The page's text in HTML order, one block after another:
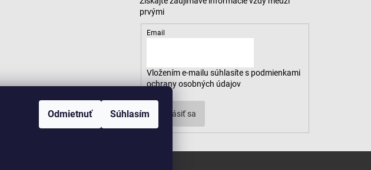
Odmietnuť Súhlasím
Email
Vložením e-mailu súhlasíte s podmienkami
ochrany osobných údajov
Prihlásiť sa